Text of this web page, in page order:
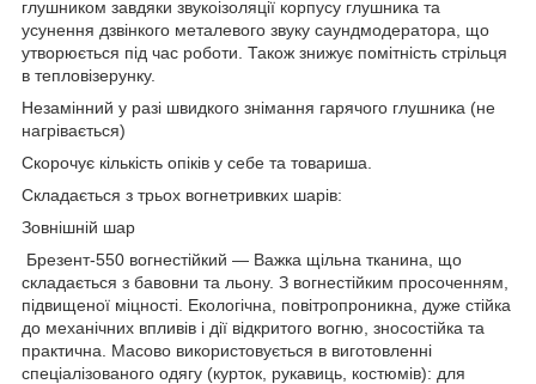
глушником завдяки звукоізоляції корпусу глушника та
усунення дзвінкого металевого звуку саундмодератора, що
утворюється під час роботи. Також знижує помітність стрільця
в тепловізерунку.
Незамінний у разі швидкого знімання гарячого глушника (не
нагрівається)
Скорочує кількість опіків у себе та товариша.
Складається з трьох вогнетривких шарів:
Зовнішній шар
Брезент-550 вогнестійкий — Важка щільна тканина, що
складається з бавовни та льону. З вогнестійким просоченням,
підвищеної міцності. Екологічна, повітропроникна, дуже стійка
до механічних впливів і дії відкритого вогню, зносостійка та
практична. Масово використовується в виготовленні
спеціалізованого одягу (курток, рукавиць, костюмів): для